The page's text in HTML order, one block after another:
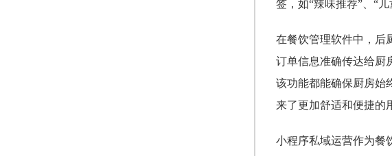
签，如“辣味推荐”、“
在餐饮管理软件中，后
订单信息准确传达给厨
该功能都能确保厨房始
来了更加舒适和便捷的
小程序私域运营作为餐